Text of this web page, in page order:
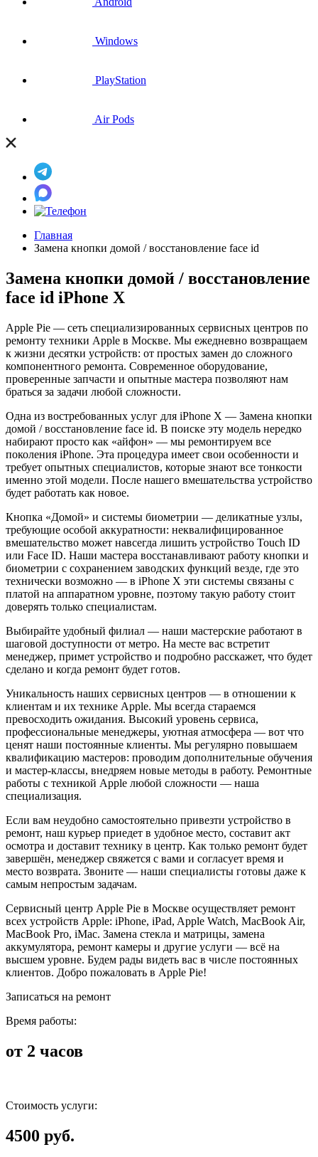
Windows
PlayStation
Air Pods
Главная
Замена кнопки домой / восстановление face id
Замена кнопки домой / восстановление
face id iPhone X
Apple Pie — сеть специализированных сервисных центров по
ремонту техники Apple в Москве. Мы ежедневно возвращаем
к жизни десятки устройств: от простых замен до сложного
компонентного ремонта. Современное оборудование,
проверенные запчасти и опытные мастера позволяют нам
браться за задачи любой сложности.
Одна из востребованных услуг для iPhone X — Замена кнопки
домой / восстановление face id. В поиске эту модель нередко
набирают просто как «айфон» — мы ремонтируем все
поколения iPhone. Эта процедура имеет свои особенности и
требует опытных специалистов, которые знают все тонкости
именно этой модели. После нашего вмешательства устройство
будет работать как новое.
Кнопка «Домой» и системы биометрии — деликатные узлы,
требующие особой аккуратности: неквалифицированное
вмешательство может навсегда лишить устройство Touch ID
или Face ID. Наши мастера восстанавливают работу кнопки и
биометрии с сохранением заводских функций везде, где это
технически возможно — в iPhone X эти системы связаны с
платой на аппаратном уровне, поэтому такую работу стоит
доверять только специалистам.
Выбирайте удобный филиал — наши мастерские работают в
шаговой доступности от метро. На месте вас встретит
менеджер, примет устройство и подробно расскажет, что будет
сделано и когда ремонт будет готов.
Уникальность наших сервисных центров — в отношении к
клиентам и их технике Apple. Мы всегда стараемся
превосходить ожидания. Высокий уровень сервиса,
профессиональные менеджеры, уютная атмосфера — вот что
ценят наши постоянные клиенты. Мы регулярно повышаем
квалификацию мастеров: проводим дополнительные обучения
и мастер-классы, внедряем новые методы в работу. Ремонтные
работы с техникой Apple любой сложности — наша
специализация.
Если вам неудобно самостоятельно привезти устройство в
ремонт, наш курьер приедет в удобное место, составит акт
осмотра и доставит технику в центр. Как только ремонт будет
завершён, менеджер свяжется с вами и согласует время и
место возврата. Звоните — наши специалисты готовы даже к
самым непростым задачам.
Сервисный центр Apple Pie в Москве осуществляет ремонт
всех устройств Apple: iPhone, iPad, Apple Watch, MacBook Air,
MacBook Pro, iMac. Замена стекла и матрицы, замена
аккумулятора, ремонт камеры и другие услуги — всё на
высшем уровне. Будем рады видеть вас в числе постоянных
клиентов. Добро пожаловать в Apple Pie!
Записаться на ремонт
Время работы:
от 2 часов
Стоимость услуги:
4500 руб.